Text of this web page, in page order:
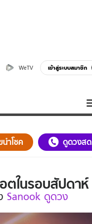
WeTV เข้าสู่ระบบสมาชิก
ความรู้รอบตัว
ฮาวทู
นำโชค ดูดวงสด
ตในรอบสัปดาห์
Sanook ดูดวง